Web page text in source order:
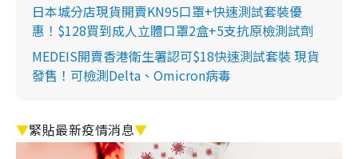
日本城分店現貨開賣KN95口罩+快速測試套裝優
惠！$128買到成人立體口罩2盒+5支抗原檢測試劑
MEDEIS開賣香港衛生署認可$18快速測試套裝 現貨
發售！可檢測Delta、Omicron病毒
▼緊貼最新疫情消息▼